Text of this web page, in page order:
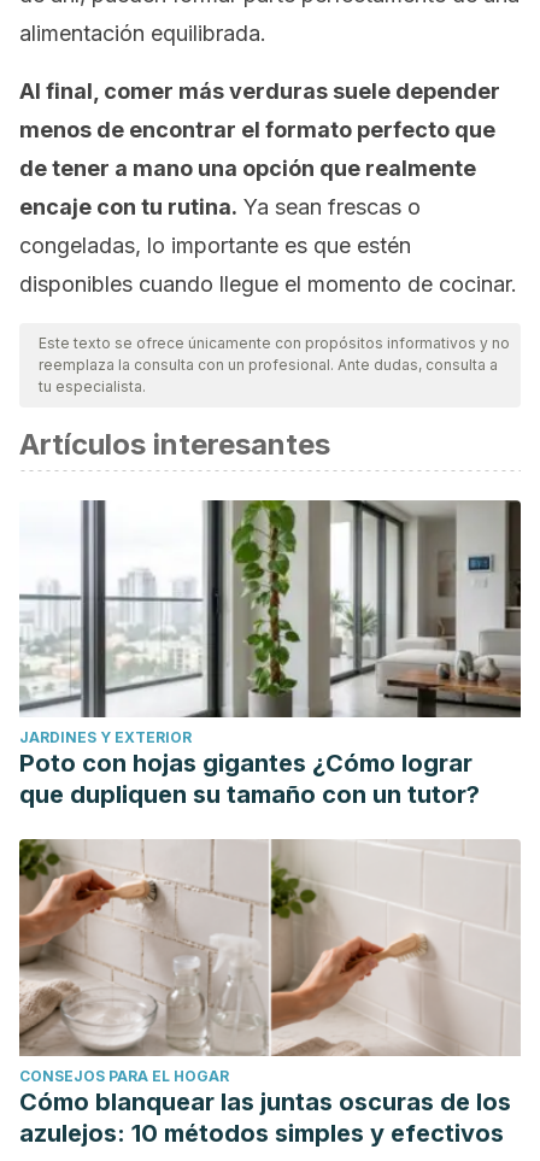
alimentación equilibrada.
Al final, comer más verduras suele depender
menos de encontrar el formato perfecto que
de tener a mano una opción que realmente
encaje con tu rutina. Ya sean frescas o
congeladas, lo importante es que estén
disponibles cuando llegue el momento de cocinar.
Este texto se ofrece únicamente con propósitos informativos y no
reemplaza la consulta con un profesional. Ante dudas, consulta a
tu especialista.
Artículos interesantes
JARDINES Y EXTERIOR
Poto con hojas gigantes ¿Cómo lograr
que dupliquen su tamaño con un tutor?
CONSEJOS PARA EL HOGAR
Cómo blanquear las juntas oscuras de los
azulejos: 10 métodos simples y efectivos